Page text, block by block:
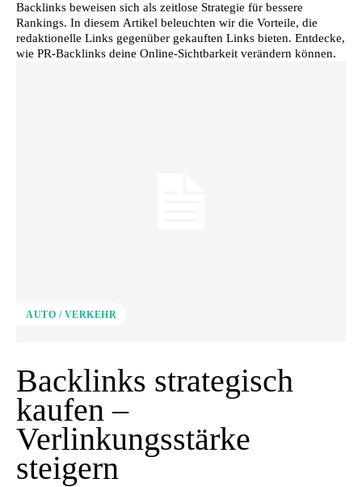
Backlinks beweisen sich als zeitlose Strategie für bessere
Rankings. In diesem Artikel beleuchten wir die Vorteile, die
redaktionelle Links gegenüber gekauften Links bieten. Entdecke,
wie PR-Backlinks deine Online-Sichtbarkeit verändern können.
AUTO / VERKEHR
Backlinks strategisch
kaufen –
Verlinkungsstärke
steigern